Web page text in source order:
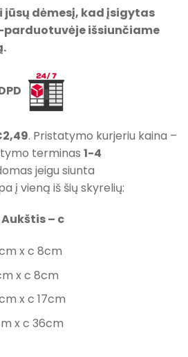
dėmesį, kad įsigytas
parduotuvėje išsiunčiame
. Pristatymo kurjeriu kaina –
terminas 1-4
jeigu siunta
į vieną iš šių skyrelių:
Aukštis – c
x c 8cm
x c 8cm
x c 17cm
x c 36cm